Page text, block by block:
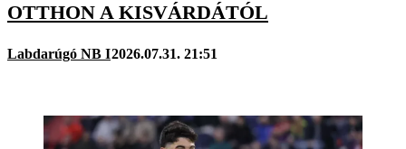
OTTHON A KISVÁRDÁTÓL
Labdarúgó NB I2026.07.31. 21:51